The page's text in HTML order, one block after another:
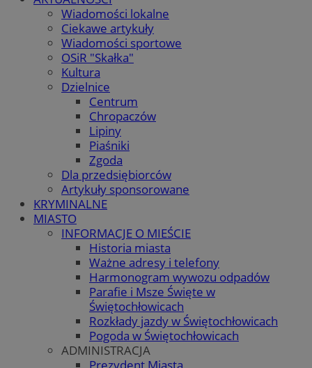
Wiadomości lokalne
Ciekawe artykuły
Wiadomości sportowe
OSiR "Skałka"
Kultura
Dzielnice
Centrum
Chropaczów
Lipiny
Piaśniki
Zgoda
Dla przedsiębiorców
Artykuły sponsorowane
KRYMINALNE
MIASTO
INFORMACJE O MIEŚCIE
Historia miasta
Ważne adresy i telefony
Harmonogram wywozu odpadów
Parafie i Msze Święte w
Świętochłowicach
Rozkłady jazdy w Świętochłowicach
Pogoda w Świętochłowicach
ADMINISTRACJA